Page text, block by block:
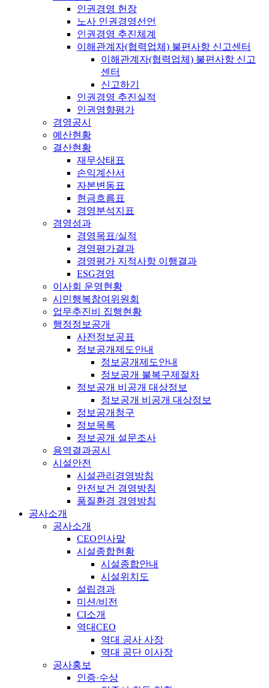
인권경영 헌장
노사 인권경영선언
인권경영 추진체계
이해관계자(협력업체) 불편사항 신고센터
이해관계자(협력업체) 불편사항 신고
센터
신고하기
인권경영 추진실적
인권영향평가
경영공시
예산현황
결산현황
재무상태표
손익계산서
자본변동표
현금흐름표
경영분석지표
경영성과
경영목표/실적
경영평가결과
경영평가 지적사항 이행결과
ESG경영
이사회 운영현황
시민행복참여위원회
업무추진비 집행현황
행정정보공개
사전정보공표
정보공개제도안내
정보공개제도안내
정보공개 불복구제절차
정보공개 비공개 대상정보
정보공개 비공개 대상정보
정보공개청구
정보목록
정보공개 설문조사
용역결과공시
시설안전
시설관리경영방침
안전보건 경영방침
품질환경 경영방침
공사소개
공사소개
CEO인사말
시설종합현황
시설종합안내
시설위치도
설립경과
미션/비전
CI소개
역대CEO
역대 공사 사장
역대 공단 이사장
공사홍보
인증·수상